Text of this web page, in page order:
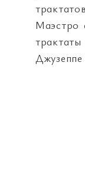
Маэстро